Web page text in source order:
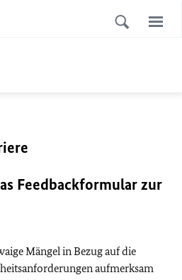
Feedbackformular zur
Mängel in Bezug auf die
aufmerksam